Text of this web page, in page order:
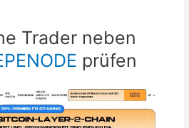
Trader neben
prüfen